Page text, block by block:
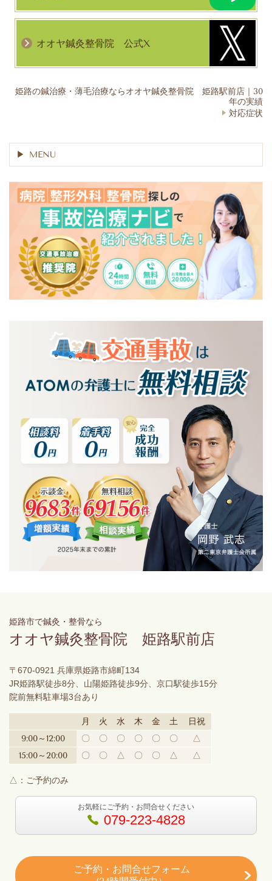
オオヤ鍼灸整骨院 公式X
姫路の鍼治療・薄毛治療ならオオヤ鍼灸整骨院 姫路駅前店｜30
年の実績
対応症状
MENU
姫路市で鍼灸・整骨なら
オオヤ鍼灸整骨院 姫路駅前店
〒670-0921 兵庫県姫路市綿町134
JR姫路駅徒歩8分、山陽姫路徒歩9分、京口駅徒歩15分
院前無料駐車場3台あり
月 火 水 木 金 土
日祝
9:00～12:00
〇 〇 〇 〇 〇 〇
△
15:00～20:00
〇 〇 △ 〇 〇 △ △
△：ご予約のみ
お気軽にご予約・お問合せください
079-223-4828
ご予約・お問合せフォーム